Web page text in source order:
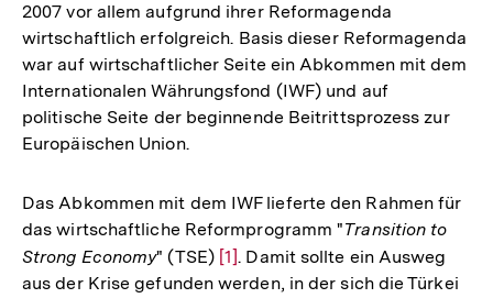
2007 vor allem aufgrund ihrer Reformagenda
wirtschaftlich erfolgreich. Basis dieser Reformagenda
war auf wirtschaftlicher Seite ein Abkommen mit dem
Internationalen Währungsfond (IWF) und auf
politische Seite der beginnende Beitrittsprozess zur
Europäischen Union.
Das Abkommen mit dem IWF lieferte den Rahmen für
das wirtschaftliche Reformprogramm "Transition to
Strong Economy" (TSE) Zur
Auflösung
[1]. Damit sollte ein Ausweg
aus der Krise gefunden werden, in der sich die Türkei